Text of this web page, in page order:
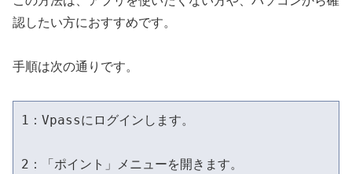
認したい方におすすめです。
手順は次の通りです。
1：Vpassにログインします。
2：「ポイント」メニューを開きます。